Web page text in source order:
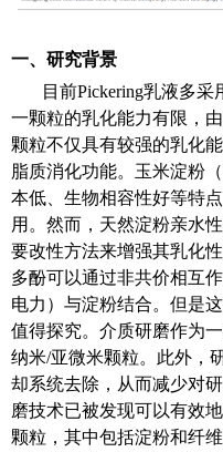
一、研究背景
目前Pickering乳液多采
一颗粒的乳化能力有限，
颗粒不仅具有较强的乳化
脂质消化功能。玉米淀粉（
本低、生物相容性好等特
用。然而，天然淀粉亲水
要改性方法来增强其乳化
多酚可以通过非共价相互
电力）与淀粉结合。但是
值得探究。介质研磨作为
纳米/亚微米颗粒。此外，
却系统去除，从而减少对
磨技术已被发现可以有效
颗粒，其中包括淀粉和纤